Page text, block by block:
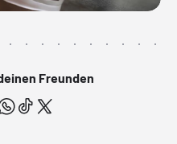
Freunden